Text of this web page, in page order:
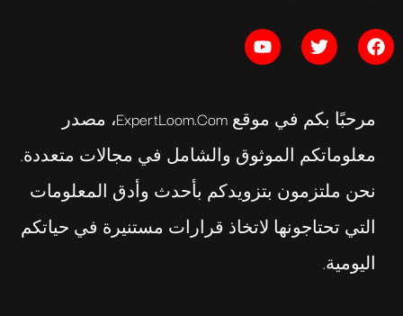
مرحبًا بكم في موقع ExpertLoom.com، مصدر
معلوماتكم الموثوق والشامل في مجالات متعددة.
نحن ملتزمون بتزويدكم بأحدث وأدق المعلومات
التي تحتاجونها لاتخاذ قرارات مستنيرة في حياتكم
اليومية.